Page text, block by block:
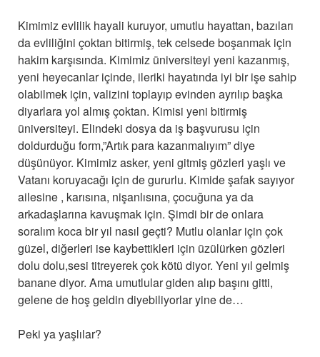
Kimimiz evlilik hayali kuruyor, umutlu hayattan, bazıları
da evliliğini çoktan bitirmiş, tek celsede boşanmak için
hakim karşısında. Kimimiz üniversiteyi yeni kazanmış,
yeni heyecanlar içinde, ileriki hayatında iyi bir işe sahip
olabilmek için, valizini toplayıp evinden ayrılıp başka
diyarlara yol almış çoktan. Kimisi yeni bitirmiş
üniversiteyi. Elindeki dosya da iş başvurusu için
doldurduğu form,”Artık para kazanmalıyım” diye
düşünüyor. Kimimiz asker, yeni gitmiş gözleri yaşlı ve
Vatanı koruyacağı için de gururlu. Kimide şafak sayıyor
ailesine , karısına, nişanlısına, çocuğuna ya da
arkadaşlarına kavuşmak için. Şimdi bir de onlara
soralım koca bir yıl nasıl geçti? Mutlu olanlar için çok
güzel, diğerleri ise kaybettikleri için üzülürken gözleri
dolu dolu,sesi titreyerek çok kötü diyor. Yeni yıl gelmiş
banane diyor. Ama umutlular giden alıp başını gitti,
gelene de hoş geldin diyebiliyorlar yine de…
Peki ya yaşlılar?